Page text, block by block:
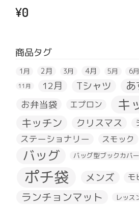
¥0
商品タグ
1月 2月 3月 4月 5月 6月
11月 12月 Tシャツ
お弁当袋 エプロン キ
キッチン クリスマス
ステーショナリー スモック
バッグ バッグ型ブックカバー
ポチ袋 メンズ モ
ランチョンマット レッス